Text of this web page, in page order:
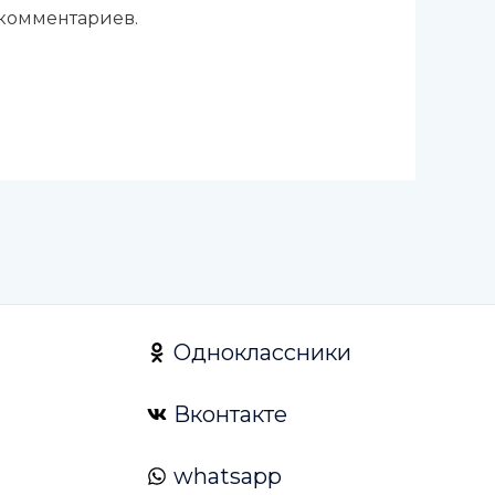
Одноклассники
Вконтакте
whatsapp